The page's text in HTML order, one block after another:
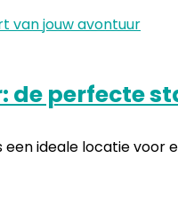
de perfecte
ideale locatie voor